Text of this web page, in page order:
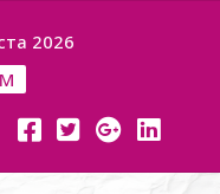
2026